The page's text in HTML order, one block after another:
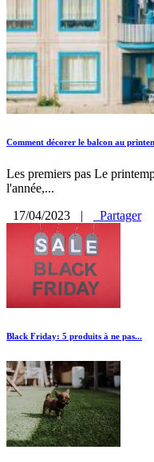
Comment décorer le balcon au
Les premiers pas Le
l'année,...
17/04/2023
| Partager
Black Friday: 5 produits à ne pas...